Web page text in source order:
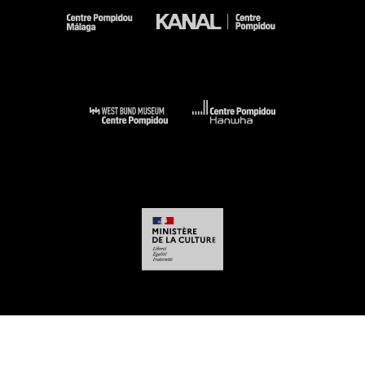
- - - -